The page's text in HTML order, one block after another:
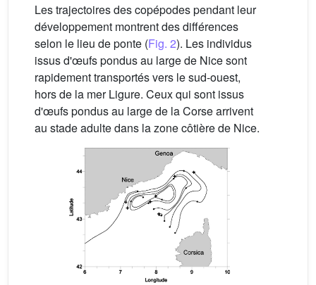
Les trajectoires des copépodes pendant leur
développement montrent des différences
selon le lieu de ponte (Fig. 2). Les individus
issus d'œufs pondus au large de Nice sont
rapidement transportés vers le sud-ouest,
hors de la mer Ligure. Ceux qui sont issus
d'œufs pondus au large de la Corse arrivent
au stade adulte dans la zone côtière de Nice.